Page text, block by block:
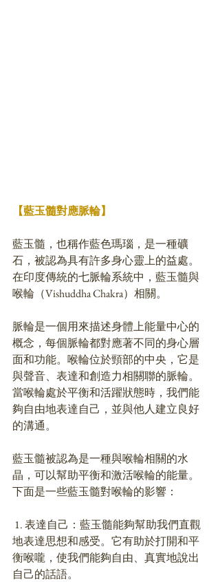
【藍玉髓對應脈輪】
藍玉髓，也稱作藍色瑪瑙，是一種礦
石，被認為具有許多身心靈上的益處。
在印度傳統的七脈輪系統中，藍玉髓與
喉輪（Vishuddha Chakra）相關。
脈輪是一個用來描述身體上能量中心的
概念，每個脈輪都對應著不同的身心層
面和功能。喉輪位於頸部的中央，它是
與聲音、表達和創造力相關聯的脈輪。
當喉輪處於平衡和活躍狀態時，我們能
夠自由地表達自己，並與他人建立良好
的溝通。
藍玉髓被認為是一種與喉輪相關的水
晶，可以幫助平衡和激活喉輪的能量。
下面是一些藍玉髓對喉輪的影響：
地表達思想和感受。它有助於打開和平
衡喉嚨，使我們能夠自由、真實地說出
自己的話語。